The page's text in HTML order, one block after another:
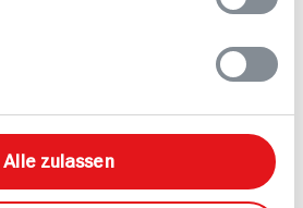
Alle zulassen